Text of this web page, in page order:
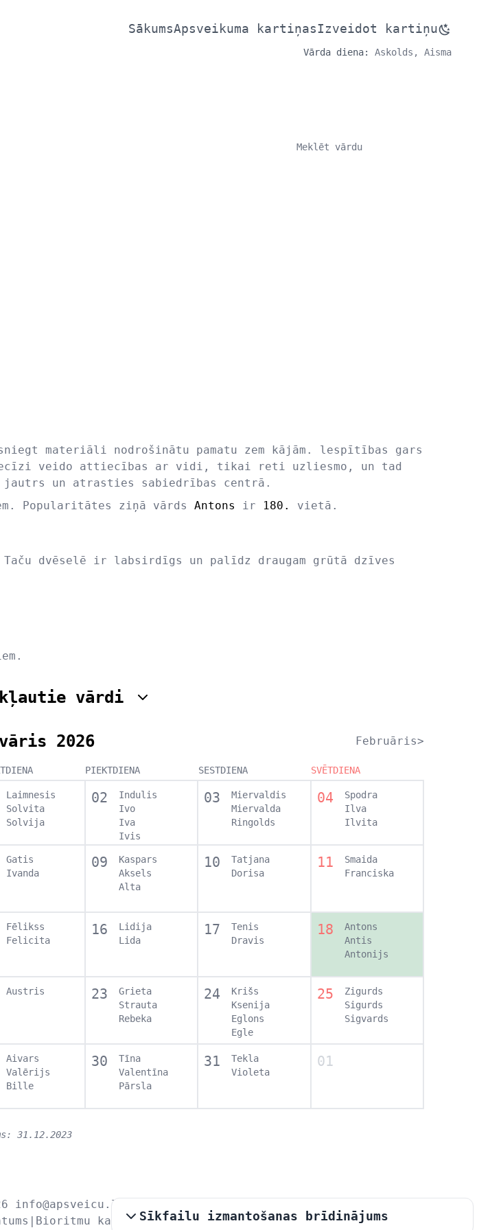
SākumsApsveikuma kartiņasIzveidot kartiņu
Vārda diena: Askolds, Aisma
materiāli nodrošinātu pamatu zem kājām. lespītības gars
veido attiecības ar vidi, tikai reti uzliesmo, un tad
un atrasties sabiedrības centrā.
Popularitātes ziņā vārds Antons ir 180. vietā.
dvēselē ir labsirdīgs un palīdz draugam grūtā dzīves
vārdi
2026 Februāris>
PIEKTDIENA SESTDIENA SVĒTDIENA
Laimnesis
Solvita
Solvija
02
Indulis
Ivo
Iva
Ivis
03
Miervaldis
Miervalda
Ringolds
04
Spodra
Ilva
Ilvita
Gatis
Ivanda
09
Kaspars
Aksels
Alta
10
Tatjana
Dorisa
11
Smaida
Franciska
Fēlikss
Felicita
16
Lidija
Lida
17
Tenis
Dravis
18
Antons
Antis
Antonijs
Austris 23
Grieta
Strauta
Rebeka
24
Krišs
Ksenija
Eglons
Egle
25
Zigurds
Sigurds
Sigvards
Aivars
Valērijs
Bille
30
Tīna
Valentīna
Pārsla
31
Tekla
Violeta
01
31.12.2023
info@apsveicu.lv
| Bioritmu kalkulatorsSīkfailu izmantošanas brīdinājums